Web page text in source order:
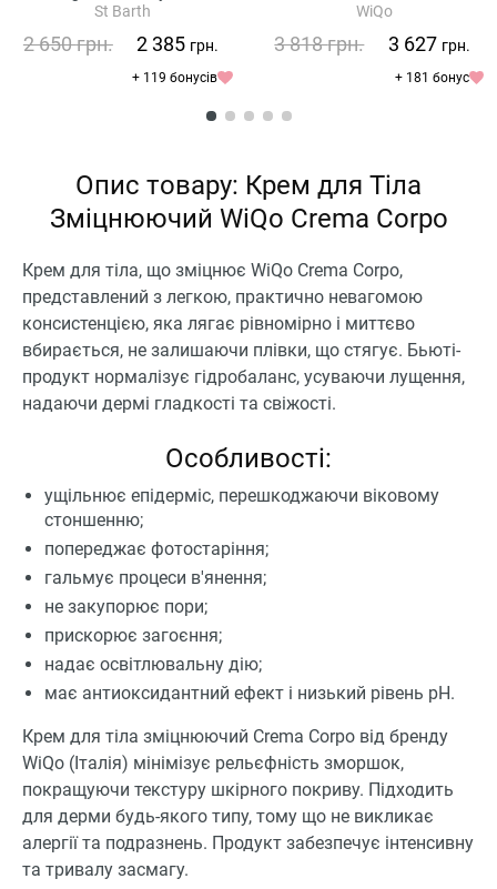
St Barth
2 650грн. 2 385 грн.
+ 119 бонусів
WiQo
3 818грн. 3 627 грн.
+ 181 бонус
Опис товару: Крем для Тіла
Зміцнюючий WiQo Crema Corpo
Крем для тіла, що зміцнює WiQo Crema Corpo,
представлений з легкою, практично невагомою
консистенцією, яка лягає рівномірно і миттєво
вбирається, не залишаючи плівки, що стягує. Бьюті-
продукт нормалізує гідробаланс, усуваючи лущення,
надаючи дермі гладкості та свіжості.
Особливості:
ущільнює епідерміс, перешкоджаючи віковому
стоншенню;
попереджає фотостаріння;
гальмує процеси в'янення;
не закупорює пори;
прискорює загоєння;
надає освітлювальну дію;
має антиоксидантний ефект і низький рівень рН.
Крем для тіла зміцнюючий Crema Corpo від бренду
WiQo (Італія) мінімізує рельєфність зморшок,
покращуючи текстуру шкірного покриву. Підходить
для дерми будь-якого типу, тому що не викликає
алергії та подразнень. Продукт забезпечує інтенсивну
та тривалу засмагу.